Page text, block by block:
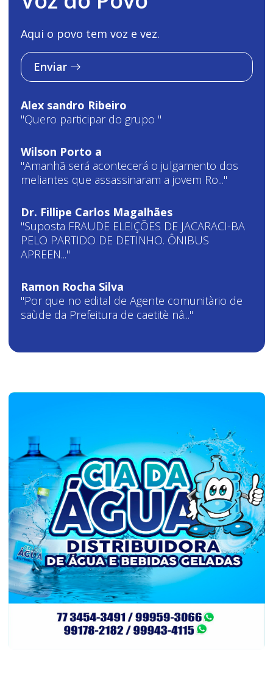
Aqui o povo tem voz e vez.
Enviar
Alex sandro Ribeiro
"Quero participar do grupo "
Wilson Porto a
"Amanhã será acontecerá o julgamento dos
meliantes que assassinaram a jovem Ro..."
Dr. Fillipe Carlos Magalhães
"Suposta FRAUDE ELEIÇÕES DE JACARACI-BA
PELO PARTIDO DE DETINHO. ÔNIBUS
APREEN..."
Ramon Rocha Silva
"Por que no edital de Agente comunitàrio de
saùde da Prefeitura de caetitè nâ..."